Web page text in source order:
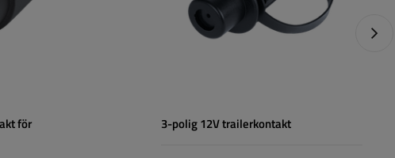
för
3-polig 12V trailerkontakt